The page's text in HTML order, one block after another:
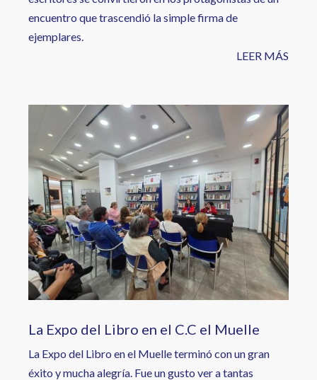
encuentro que trascendió la simple firma de
ejemplares.
LEER MÁS
La Expo del Libro en el C.C el Muelle
La Expo del Libro en el Muelle terminó con un gran
éxito y mucha alegría. Fue un gusto ver a tantas